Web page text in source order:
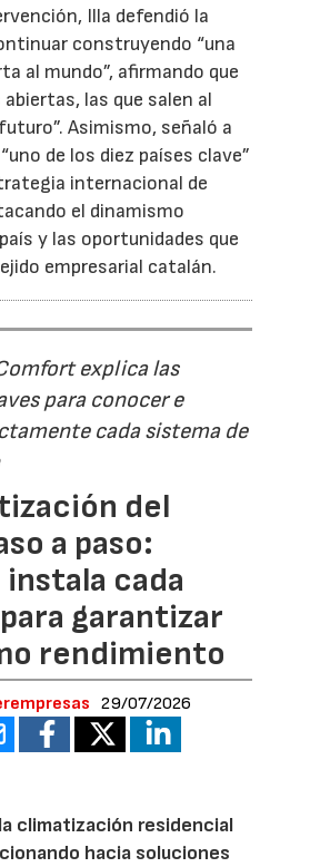
Illa defendió la
construyendo “una
al mundo”, afirmando que
las que salen al
Asimismo, señaló a
de los diez países clave”
internacional de
el dinamismo
y las oportunidades que
empresarial catalán.
explica las
para conocer e
cada sistema de
del
a paso:
cada
garantizar
rendimiento
29/07/2026
climatización residencial
hacia soluciones